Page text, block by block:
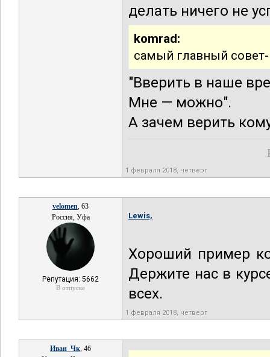
делать ничего не
komrad:
самый главный
"Вверить в наше
Мне — можно".
А зачем верить
1 февраля 2018, четверг
velomen, 63
Россия, Уфа
Репутация: 5662
В отпуске
Lewis,
Хороший пример
Держите нас в
всех.
1 февраля 2018, четверг
Иван_Чк, 46